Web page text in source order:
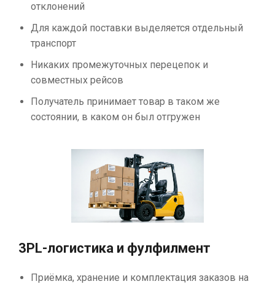
отклонений
Для каждой поставки выделяется отдельный
транспорт
Никаких промежуточных перецепок и
совместных рейсов
Получатель принимает товар в таком же
состоянии, в каком он был отгружен
3PL-логистика и фулфилмент
Приёмка, хранение и комплектация заказов на